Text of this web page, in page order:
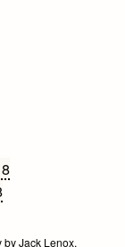
byJack Lenox.